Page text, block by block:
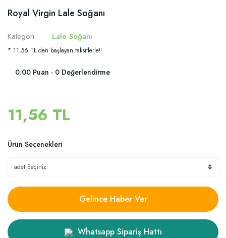
Royal Virgin Lale Soğanı
Kategori Lale Soğanı
* 11,56 TL den başlayan taksitlerle!!
0.00 Puan - 0 Değerlendirme
11,56 TL
Ürün Seçenekleri
Gelince Haber Ver
Whatsapp Sipariş Hattı